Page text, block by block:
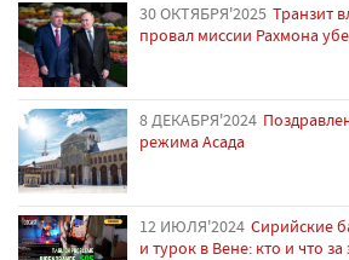
30 ОКТЯБРЯ'2025 Транзит
провал миссии Рахмона
8 ДЕКАБРЯ'2024
режима Асада
12 ИЮЛЯ'2024 Сирийские
и турок в Вене: кто и что за